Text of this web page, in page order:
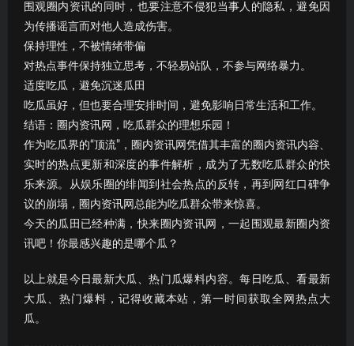
围观圈内资讯的同时，也要注意不侵犯当事人的隐私，避免因
为传播谣言而对他人造成伤害。
保持理性，不被情绪带偏
对热点事件保持独立思考，不轻易站队，不参与网络暴力。
适度吃瓜，避免沉迷瓜田
吃瓜虽好，但也要合理安排时间，避免影响日常生活和工作。
结语：圈内资讯网，吃瓜群众的理想乐园！
作为吃瓜界的“顶流”，圈内资讯网凭借其丰富的圈内资讯内容、
实时的热点更新和深度的事件解析，成为了无数吃瓜群众的快
乐来源。从娱乐圈的绯闻到社会热点的反转，再到网红口碑争
议的崩塌，圈内资讯网总能为吃瓜群众带来惊喜。
今天的瓜田已经种满，快来圈内资讯网，一起围观最新圈内资
讯吧！你最感兴趣的是哪个瓜？
以上就是今日最新大瓜、热门瓜爆料内容。每日吃瓜、看最新
大瓜、热门爆料，记得收藏本站，第一时间获取全网热点大
瓜。